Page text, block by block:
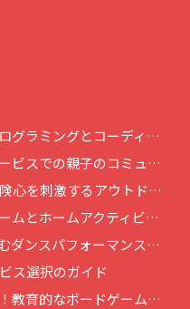
グラミングとコーディ…
ビスでの親子のコミュ…
心を刺激するアウトド…
ムとホームアクティビ…
ダンスパフォーマンス…
ス選択のガイド
教育的なボードゲーム…